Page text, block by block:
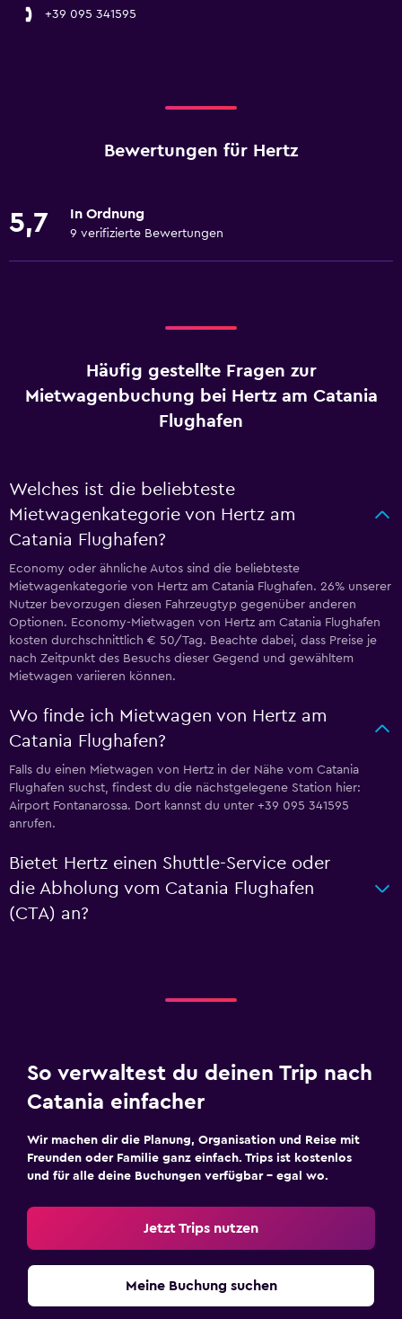
+39 095 341595
Bewertungen für Hertz
5,7 In Ordnung
9 verifizierte Bewertungen
Häufig gestellte Fragen zur
Mietwagenbuchung bei Hertz am Catania
Flughafen
Welches ist die beliebteste
Mietwagenkategorie von Hertz am
Catania Flughafen?
Economy oder ähnliche Autos sind die beliebteste
Mietwagenkategorie von Hertz am Catania Flughafen. 26% unserer
Nutzer bevorzugen diesen Fahrzeugtyp gegenüber anderen
Optionen. Economy-Mietwagen von Hertz am Catania Flughafen
kosten durchschnittlich € 50/Tag. Beachte dabei, dass Preise je
nach Zeitpunkt des Besuchs dieser Gegend und gewähltem
Mietwagen variieren können.
Wo finde ich Mietwagen von Hertz am
Catania Flughafen?
Falls du einen Mietwagen von Hertz in der Nähe vom Catania
Flughafen suchst, findest du die nächstgelegene Station hier:
Airport Fontanarossa. Dort kannst du unter +39 095 341595
anrufen.
Bietet Hertz einen Shuttle-Service oder
die Abholung vom Catania Flughafen
(CTA) an?
So verwaltest du deinen Trip nach
Catania einfacher
Wir machen dir die Planung, Organisation und Reise mit
Freunden oder Familie ganz einfach. Trips ist kostenlos
und für alle deine Buchungen verfügbar – egal wo.
Jetzt Trips nutzen
Meine Buchung suchen